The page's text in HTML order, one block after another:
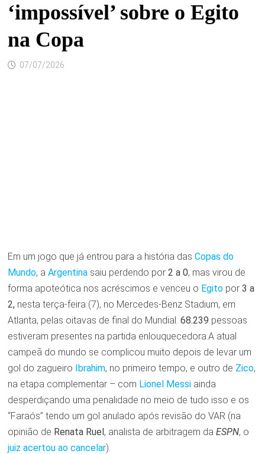
‘impossível’ sobre o Egito
na Copa
07/07/2026
Em um jogo que já entrou para a história das Copas do
Mundo, a Argentinasaiu perdendo por 2 a 0, mas virou de
forma apoteótica nos acréscimos e venceu o Egitopor 3 a
2,nesta terça-feira (7), no Mercedes-Benz Stadium, em
Atlanta, pelas oitavas de final do Mundial. 68.239 pessoas
estiveram presentes na partida enlouquecedora.A atual
campeã do mundo se complicou muito depois de levar um
gol do zagueiro Ibrahim, no primeiro tempo, e outro de Zico,
na etapa complementar – com Lionel Messiainda
desperdiçando uma penalidade no meio de tudo isso e os
“Faraós” tendo um gol anulado após revisão do VAR (na
opinião de Renata Ruel, analista de arbitragem da ESPN, o
juiz acertou ao cancelar).